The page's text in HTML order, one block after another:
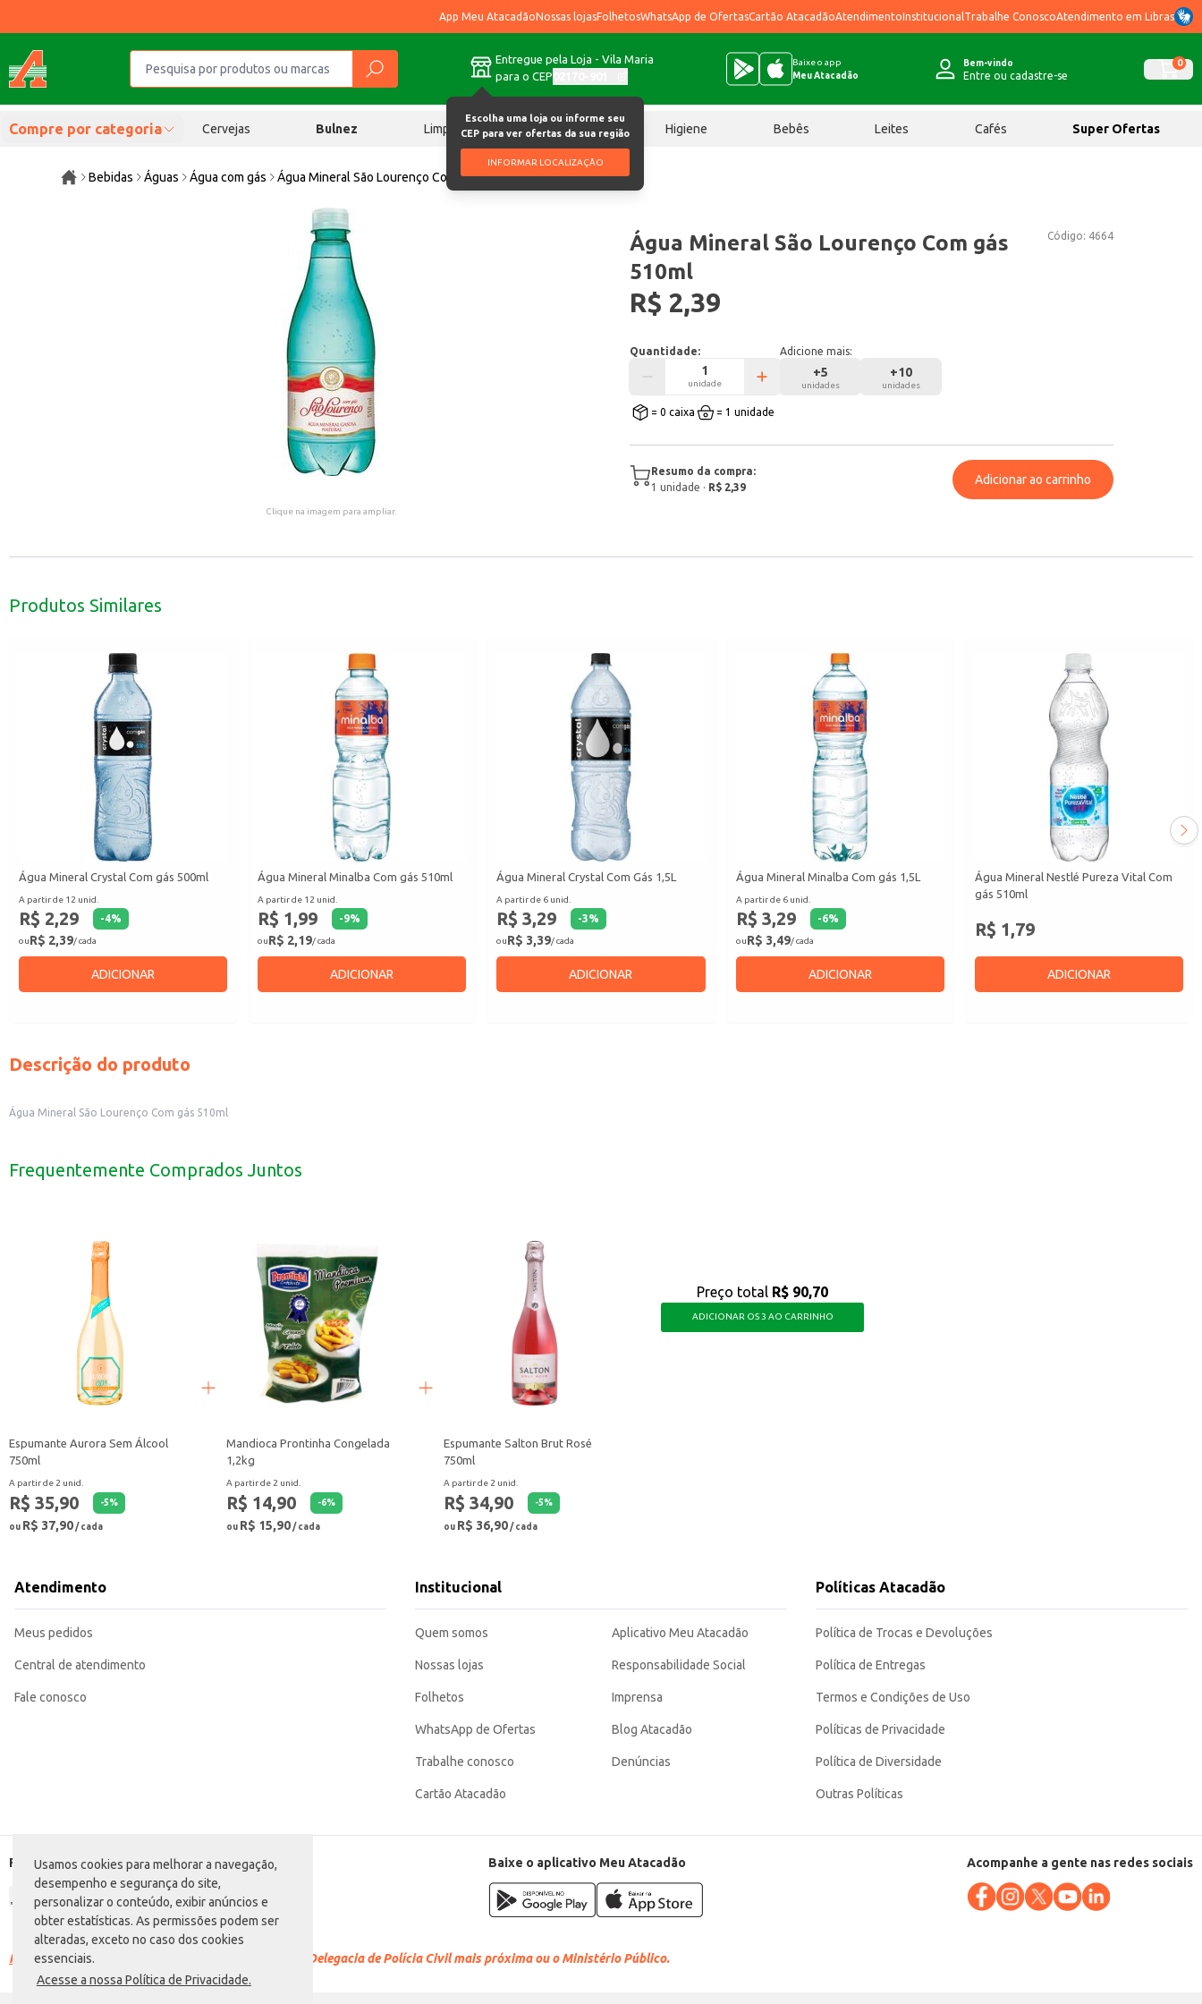
Usamos cookies para melhorar a navegação,
desempenho e segurança do site,
personalizar o conteúdo, exibir anúncios e
obter estatísticas. As permissões podem ser
alteradas, exceto no caso dos cookies
essenciais.
Acesse a nossa Política de Privacidade.
App Meu AtacadãoNossas lojasFolhetosWhatsApp de OfertasCartão AtacadãoAtendimentoInstitucional Trabalhe ConoscoAtendimento em Libras
Entregue pela Loja - Vila Maria
para o CEP
Escolha uma loja ou informe seu
CEP para ver ofertas da sua região
INFORMAR LOCALIZAÇÃO
Baixe o app
Meu Atacadão
Bem-vindo
Entre ou cadastre-se
0
Compre por categoria Cervejas Bulnez Limpeza Chocolates Higiene Bebês Leites Cafés Super Ofertas
Bebidas Águas Água com gás Água Mineral São Lourenço Com gás 510ml
Clique na imagem para ampliar.
Código: 4664
Água Mineral São Lourenço Com gás
510ml
R$ 2,39
Quantidade:
unidade
Adicione mais:
+5
unidades
+10
unidades
= 0 caixa = 1 unidade
Resumo da compra:
1 unidade · R$ 2,39
Adicionar ao carrinho
Produtos Similares
Água Mineral Crystal Com gás 500ml
A partir de 12 unid.
R$ 2,29 -4%
ouR$ 2,39/ cada
ADICIONAR
Água Mineral Minalba Com gás 510ml
A partir de 12 unid.
R$ 1,99 -9%
ouR$ 2,19/ cada
ADICIONAR
Água Mineral Crystal Com Gás 1,5L
A partir de 6 unid.
R$ 3,29 -3%
ouR$ 3,39/ cada
ADICIONAR
Água Mineral Minalba Com gás 1,5L
A partir de 6 unid.
R$ 3,29 -6%
ouR$ 3,49/ cada
ADICIONAR
Água Mineral Nestlé Pureza Vital Com
gás 510ml
R$ 1,79
ADICIONAR
Descrição do produto
Água Mineral São Lourenço Com gás 510ml
Frequentemente Comprados Juntos
Espumante Aurora Sem Álcool
750ml
A partir de 2 unid.
R$ 35,90 -5%
ou R$ 37,90/ cada
Mandioca Prontinha Congelada
1,2kg
A partir de 2 unid.
R$ 14,90 -6%
ou R$ 15,90/ cada
Espumante Salton Brut Rosé
750ml
A partir de 2 unid.
R$ 34,90 -5%
ou R$ 36,90/ cada
Preço total R$ 90,70
ADICIONAR OS 3 AO CARRINHO
Atendimento
Meus pedidos
Central de atendimento
Fale conosco
Institucional
Quem somos
Nossas lojas
Folhetos
WhatsApp de Ofertas
Trabalhe conosco
Cartão Atacadão
Aplicativo Meu Atacadão
Responsabilidade Social
Imprensa
Blog Atacadão
Denúncias
Políticas Atacadão
Política de Trocas e Devoluções
Política de Entregas
Termos e Condições de Uso
Políticas de Privacidade
Política de Diversidade
Outras Políticas
Formas de pagamento Baixe o aplicativo Meu Atacadão Acompanhe a gente nas redes sociais
Racismo é crime. Denuncie. Disque 100 ou procure a Delegacia de Polícia Civil mais próxima ou o Ministério Público.